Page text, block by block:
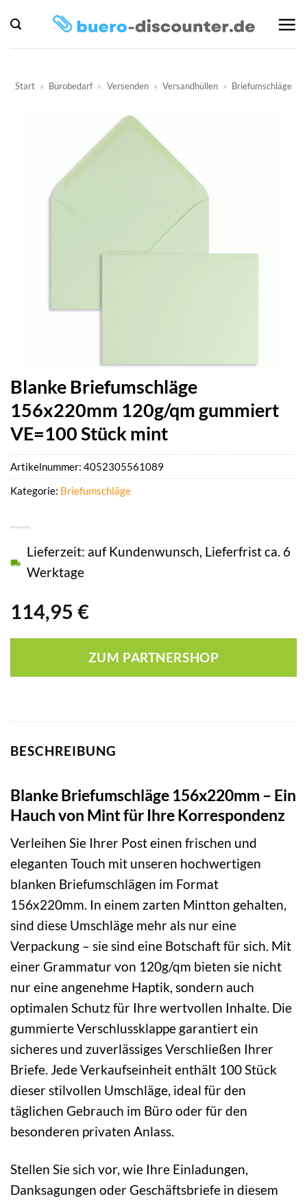
Inhalt
springen
Start » Bürobedarf » Versenden » Versandhüllen » Briefumschläge
Blanke Briefumschläge
156x220mm 120g/qm gummiert
VE=100 Stück mint
114,95 €
Lieferzeit: auf Kundenwunsch, Lieferfrist ca. 6
Werktage
ZUM PARTNERSHOP
Artikelnummer: 4052305561089
Kategorie: Briefumschläge
BESCHREIBUNG
Blanke Briefumschläge 156x220mm – Ein
Hauch von Mint für Ihre Korrespondenz
Verleihen Sie Ihrer Post einen frischen und
eleganten Touch mit unseren hochwertigen
blanken Briefumschlägen im Format
156x220mm. In einem zarten Mintton gehalten,
sind diese Umschläge mehr als nur eine
Verpackung – sie sind eine Botschaft für sich. Mit
einer Grammatur von 120g/qm bieten sie nicht
nur eine angenehme Haptik, sondern auch
optimalen Schutz für Ihre wertvollen Inhalte. Die
gummierte Verschlussklappe garantiert ein
sicheres und zuverlässiges Verschließen Ihrer
Briefe. Jede Verkaufseinheit enthält 100 Stück
dieser stilvollen Umschläge, ideal für den
täglichen Gebrauch im Büro oder für den
besonderen privaten Anlass.
Stellen Sie sich vor, wie Ihre Einladungen,
Danksagungen oder Geschäftsbriefe in diesem